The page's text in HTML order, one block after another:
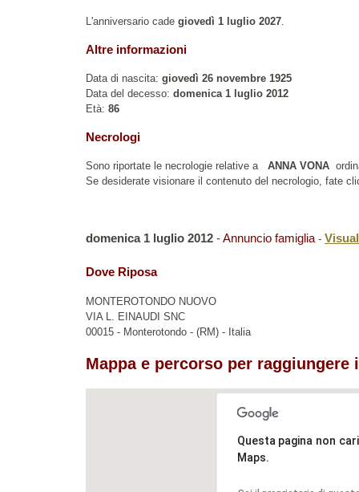
L'anniversario cade giovedì 1 luglio 2027
Altre informazioni
Data di nascita: giovedì 26 novembre 1925
Data del decesso: domenica 1 luglio 2012
Età: 86
Necrologi
Sono riportate le necrologie relative a ANNA VONA
Se desiderate visionare il contenuto del necrologio, fate
domenica 1 luglio 2012 -Annuncio famiglia -
Dove Riposa
MONTEROTONDO NUOVO
VIA L. EINAUDI SNC
00015 - Monterotondo - (RM) - Italia
Mappa e percorso per
Questa pagina non
Maps.